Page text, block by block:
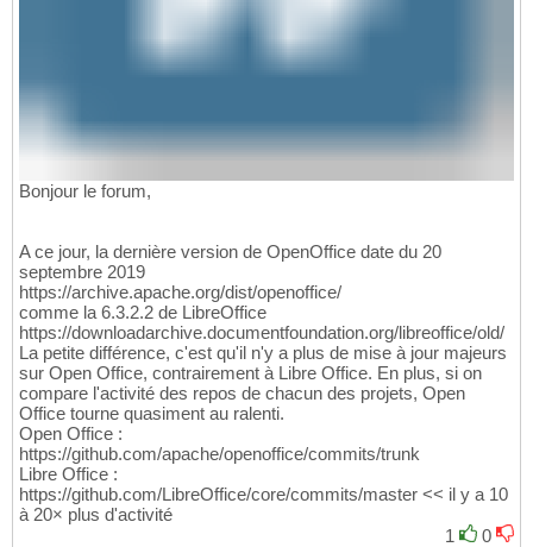
Bonjour le forum,
A ce jour, la dernière version de OpenOffice date du 20
septembre 2019
https://archive.apache.org/dist/openoffice/
comme la 6.3.2.2 de LibreOffice
https://downloadarchive.documentfoundation.org/libreoffice/old/
La petite différence, c'est qu'il n'y a plus de mise à jour majeurs
sur Open Office, contrairement à Libre Office. En plus, si on
compare l'activité des repos de chacun des projets, Open
Office tourne quasiment au ralenti.
Open Office :
https://github.com/apache/openoffice/commits/trunk
Libre Office :
https://github.com/LibreOffice/core/commits/master << il y a 10
à 20× plus d'activité
1
0